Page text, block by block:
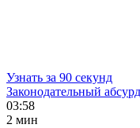
Узнать за 90 секунд
Законодательный абсурд
03:58
2 мин